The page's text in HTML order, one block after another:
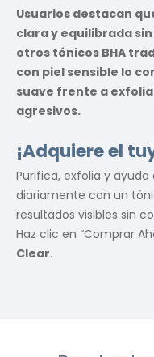
Usuarios destacan
clara y equilibrada
otros tónicos BHA
con piel sensible lo
suave frente a
agresivos.
¡Adquiere el
Purifica, exfolia y
diariamente con un
resultados visibles sin
Haz clic en “Comprar
Clear.